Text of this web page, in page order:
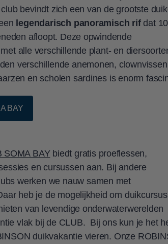
bevindt zich een van de grootste
legendarisch panoramisch rifdat
afloopt. Deze opwindende
alle verschillende plant- en
verschillende anemonen,
en scholen sardines is enorm
BAY
SOMA BAYbiedt gratis proeflessen,
en cursussen aan. Bij andere
werken we nauw samen met
heb je de mogelijkheid om
van levendige onderwaterwerelden
vlak bij de CLUB. Bij ons kun je het
duikvakantie vieren. Onze